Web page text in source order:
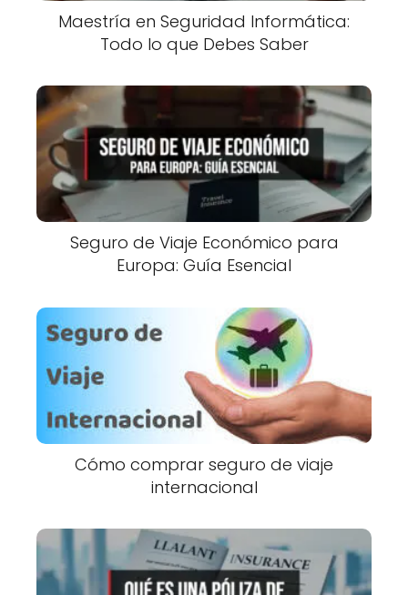
Maestría en Seguridad Informática:
Todo lo que Debes Saber
Seguro de Viaje Económico para
Europa: Guía Esencial
Cómo comprar seguro de viaje
internacional